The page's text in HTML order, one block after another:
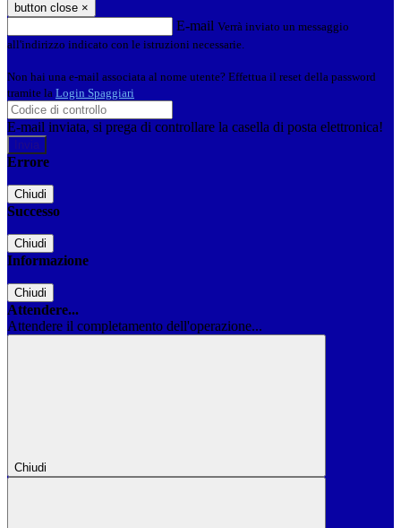
button close ×
E-mail Verrà inviato un messaggio
all'indirizzo indicato con le istruzioni necessarie.
Non hai una e-mail associata al nome utente? Effettua il reset della password
tramite la Login Spaggiari
E-mail inviata, si prega di controllare la casella di posta elettronica!
Errore
Chiudi
Successo
Chiudi
Informazione
Chiudi
Attendere...
Attendere il completamento dell'operazione...
Chiudi